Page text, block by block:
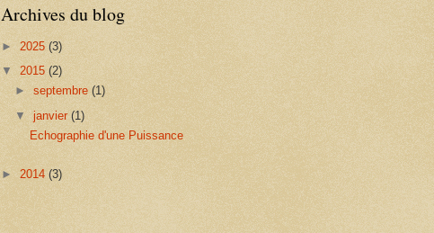
Archives du blog
► 2025 (3)
▼ 2015 (2)
►septembre(1)
▼janvier(1)
Echographie d'une Puissance
► 2014 (3)